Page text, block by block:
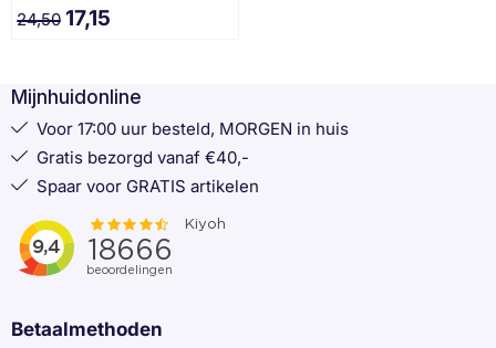
24,50 17,15
Mijnhuidonline
Voor 17:00 uur besteld, MORGEN in huis
Gratis bezorgd vanaf €40,-
Spaar voor GRATIS artikelen
Betaalmethoden